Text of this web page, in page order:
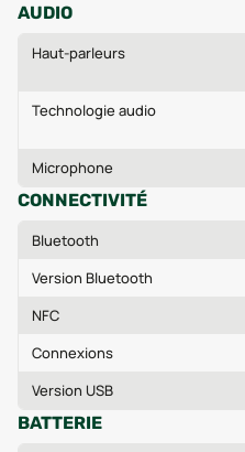
AUDIO
Haut-parleurs
Technologie audio
Microphone
CONNECTIVITÉ
Bluetooth
Version Bluetooth
NFC
Connexions
Version USB
BATTERIE